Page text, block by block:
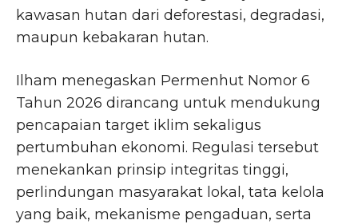
kawasan hutan dari deforestasi, degradasi,
maupun kebakaran hutan.
Ilham menegaskan Permenhut Nomor 6
Tahun 2026 dirancang untuk mendukung
pencapaian target iklim sekaligus
pertumbuhan ekonomi. Regulasi tersebut
menekankan prinsip integritas tinggi,
perlindungan masyarakat lokal, tata kelola
yang baik, mekanisme pengaduan, serta